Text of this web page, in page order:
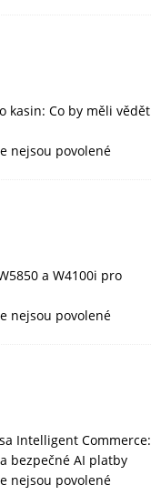
kasin: Co by měli vědět
nejsou povolené
a W4100i pro
nejsou povolené
Intelligent Commerce:
bezpečné AI platby
nejsou povolené